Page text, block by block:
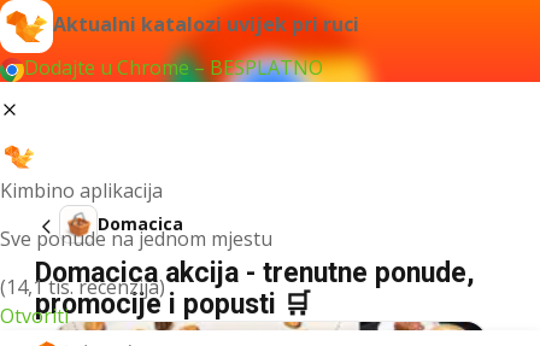
Aktualni katalozi uvijek pri ruci
Dodajte u Chrome – BESPLATNO
Kimbino aplikacija
Sve ponude na jednom mjestu
(14,1 tis. recenzija)
Otvoriti
Domacica
Domacica akcija - trenutne ponude,
promocije i popusti 🛒